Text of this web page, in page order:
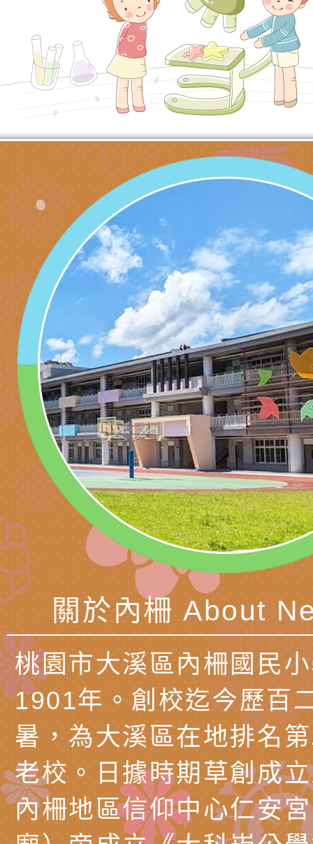
字稿及LCD託播影（
轉知國立臺灣師範大
「115學年度身心障
知能研習」
檢送桃園市政府LED
字稿
函轉國立臺灣師範大
「115學年度身心障
知能研習」
有關桃園市八德區大
學辦理「音樂班第
樂會-憶起玩樂」
檢送桃園市政府家庭
「小桃家5月課程資
子的人際必修課」、
代的親職教養」海報
檢送「小桃家幸福+
實體座談會」海報
函轉臺北市勞動力重
委託辦理「2026臺
摩據點視覺設計競賽
章
檢送桃園市政府LED
字稿
函轉教育部訂於115
(星期六)下午2時至5
立臺灣科學教育館（
林區士商路189號）
理「115年度515國
導及系列座談活動」
檢送本市115學年度
術才能音樂班鑑定二
章
函轉本府新聞處115
安全宣導
檢送本府新聞處115
安全宣導
有關衛生福利部辦理
逆境少年家庭支持服
員專業輔導及效能精
北、中、南共3場次
轉知社團法人中華民
礙聯盟辦理「2026
少意見交流大會」簡
台灣遊戲治療學會
月至8月舉辦「空間
多元文化遊戲室之規
造」、「阿德勒心理
學諮商輔導的應用」
不只是遊戲 - 兒童遊
門工作坊 （中部場
檢送行政院新聞傳
月份公共服務政策溝
訊
桃園市龜山區大坑國
理114學年度整合性
育講座「爸媽不暴走
成長」
台灣遊戲治療學會
日舉辦「空間的療癒
文化遊戲室之規畫與
檢送衛生福利部「政
材應注意之可及性格
有關本市桃園區中埔
「桃園市115年度兒
情緒管理訓練-獨輪
施計畫」
有關國立羅東高級中
「生命教育議題深化
議題論壇與生命塔羅
檢送LED跑馬燈文字
託播影片
有關教育部特殊教育
團學前及國中小身障
有關國立臺中教育大
關於內柵 About
桃園市大溪區內柵國民
1901年。創校迄今歷百
暑，為大溪區在地排名
老校。日據時期草創成
內柵地區信仰中心仁安